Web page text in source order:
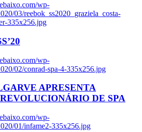
wp-
03/reebok_ss2020_graziela_costa-
335x256.jpg
wp-
02/conrad-spa-4-335x256.jpg
APRESENTA
DE SPA
wp-
01/infame2-335x256.jpg